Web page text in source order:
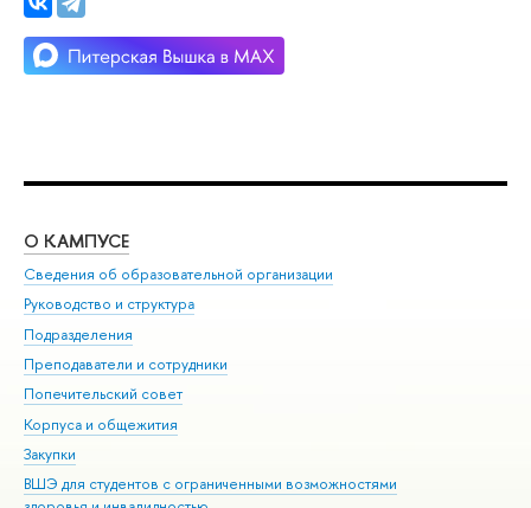
О КАМПУСЕ
Сведения об образовательной организации
Руководство и структура
Подразделения
Преподаватели и сотрудники
Попечительский совет
Корпуса и общежития
Закупки
ВШЭ для студентов с ограниченными возможностями